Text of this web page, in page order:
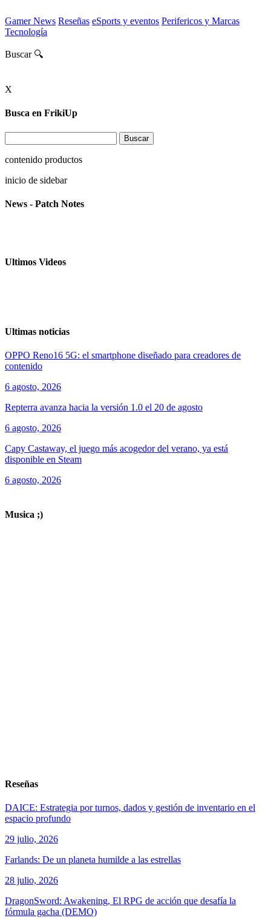
Gamer News Reseñas eSports y eventos Perifericos y Marcas
Tecnología
Buscar 🔍
X
Busca en FrikiUp
contenido productos
inicio de sidebar
News - Patch Notes
Ultimos Videos
Ultimas noticias
OPPO Reno16 5G: el smartphone diseñado para creadores de
contenido
6 agosto, 2026
Repterra avanza hacia la versión 1.0 el 20 de agosto
6 agosto, 2026
Capy Castaway, el juego más acogedor del verano, ya está
disponible en Steam
6 agosto, 2026
Musica ;)
Reseñas
DAICE: Estrategia por turnos, dados y gestión de inventario en el
espacio profundo
29 julio, 2026
Farlands: De un planeta humilde a las estrellas
28 julio, 2026
DragonSword: Awakening, El RPG de acción que desafía la
fórmula gacha (DEMO)